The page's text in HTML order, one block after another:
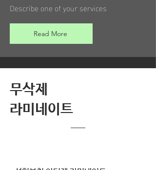
Describe one of your services
Read More
무삭제
​라미네이트